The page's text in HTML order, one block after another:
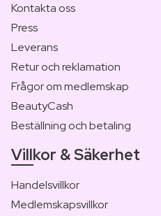
Kontakta oss
Press
Leverans
Retur och reklamation
Frågor om medlemskap
BeautyCash
Beställning och betaling
Villkor & Säkerhet
Handelsvillkor
Medlemskapsvillkor